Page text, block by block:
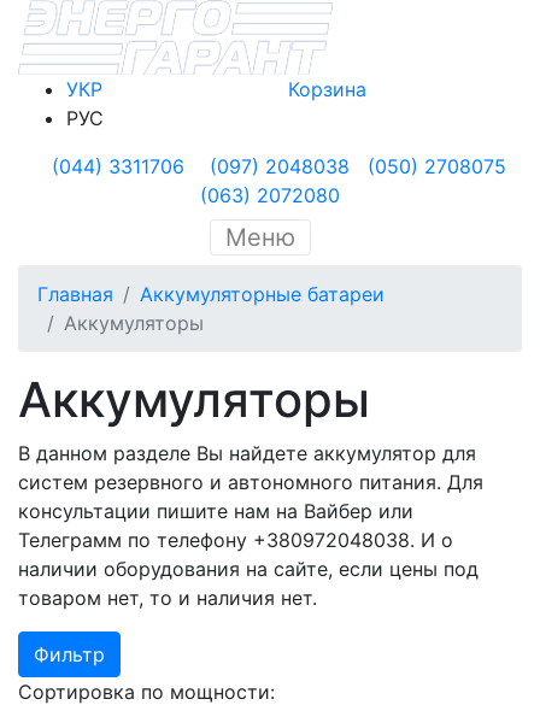
УКР
РУС
Корзина
(044) 3311706 (097) 2048038
(050) 2708075
(063) 2072080
Меню
Главная
Аккумуляторные батареи
Аккумуляторы
Аккумуляторы
В данном разделе Вы найдете аккумулятор для
систем резервного и автономного питания. Для
консультации пишите нам на Вайбер или
Телеграмм по телефону +380972048038. И о
наличии оборудования на сайте, если цены под
товаром нет, то и наличия нет.
Фильтр
Сортировка по мощности: